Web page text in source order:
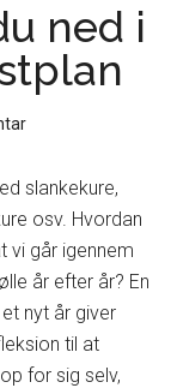
ned i
slankekure,
osv. Hvordan
vi går igennem
år efter år? En
nyt år giver
til at
for sig selv,